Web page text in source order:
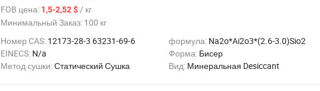
FOB цена: 1,5-2,52 $/ кг
Минимальный Заказ: 100 кг
Номер CAS: 12173-28-3 63231-69-6 формула: Na2o*Ai2o3*(2.6-3.0)Sio2
EINECS: N/a Форма: Бисер
Метод сушки:Статический Сушка Вид: Минеральная Desiccant